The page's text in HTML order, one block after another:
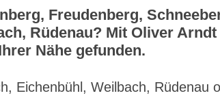
Freudenberg,
Rüdenau? Mit Oliver
Nähe gefunden.
Eichenbühl, Weilbach, Rüdenau